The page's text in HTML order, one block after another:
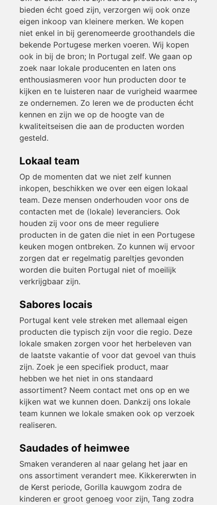
bieden écht goed zijn, verzorgen wij ook onze
eigen inkoop van kleinere merken. We kopen
niet enkel in bij gerenomeerde groothandels die
bekende Portugese merken voeren. Wij kopen
ook in bij de bron; In Portugal zelf. We gaan op
zoek naar lokale producenten en laten ons
enthousiasmeren voor hun producten door te
kijken en te luisteren naar de vurigheid waarmee
ze ondernemen. Zo leren we de producten écht
kennen en zijn we op de hoogte van de
kwaliteitseisen die aan de producten worden
gesteld.
Lokaal team
Op de momenten dat we niet zelf kunnen
inkopen, beschikken we over een eigen lokaal
team. Deze mensen onderhouden voor ons de
contacten met de (lokale) leveranciers. Ook
houden zij voor ons de meer reguliere
producten in de gaten die niet in een Portugese
keuken mogen ontbreken. Zo kunnen wij ervoor
zorgen dat er regelmatig pareltjes gevonden
worden die buiten Portugal niet of moeilijk
verkrijgbaar zijn.
Sabores locais
Portugal kent vele streken met allemaal eigen
producten die typisch zijn voor die regio. Deze
lokale smaken zorgen voor het herbeleven van
de laatste vakantie of voor dat gevoel van thuis
zijn. Zoek je een specifiek product, maar
hebben we het niet in ons standaard
assortiment? Neem contact met ons op en we
kijken wat we kunnen doen. Dankzij ons lokale
team kunnen we lokale smaken ook op verzoek
realiseren.
Saudades of heimwee
Smaken veranderen al naar gelang het jaar en
ons assortiment verandert mee. Kikkererwten in
de Kerst periode, Gorilla kauwgom zodra de
kinderen er groot genoeg voor zijn, Tang zodra